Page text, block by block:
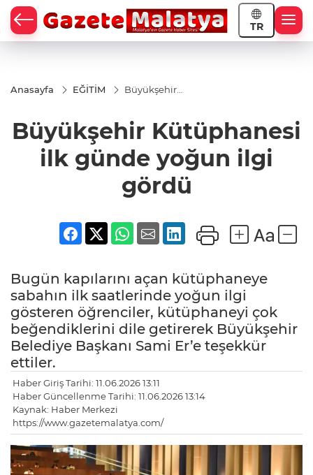
TR
Anasayfa EĞİTİM
Büyükşehir
yoğun ilgi
gördü
Büyükşehir Kütüphanesi
ilk günde yoğun ilgi
gördü
Bugün kapılarını açan kütüphaneye
sabahın ilk saatlerinde yoğun ilgi
gösteren öğrenciler, kütüphaneyi çok
beğendiklerini dile getirerek Büyükşehir
Belediye Başkanı Sami Er’e teşekkür
ettiler.
Haber Giriş Tarihi: 11.06.2026 13:11
Haber Güncellenme Tarihi: 11.06.2026 13:14
Kaynak: Haber Merkezi
https://www.gazetemalatya.com/